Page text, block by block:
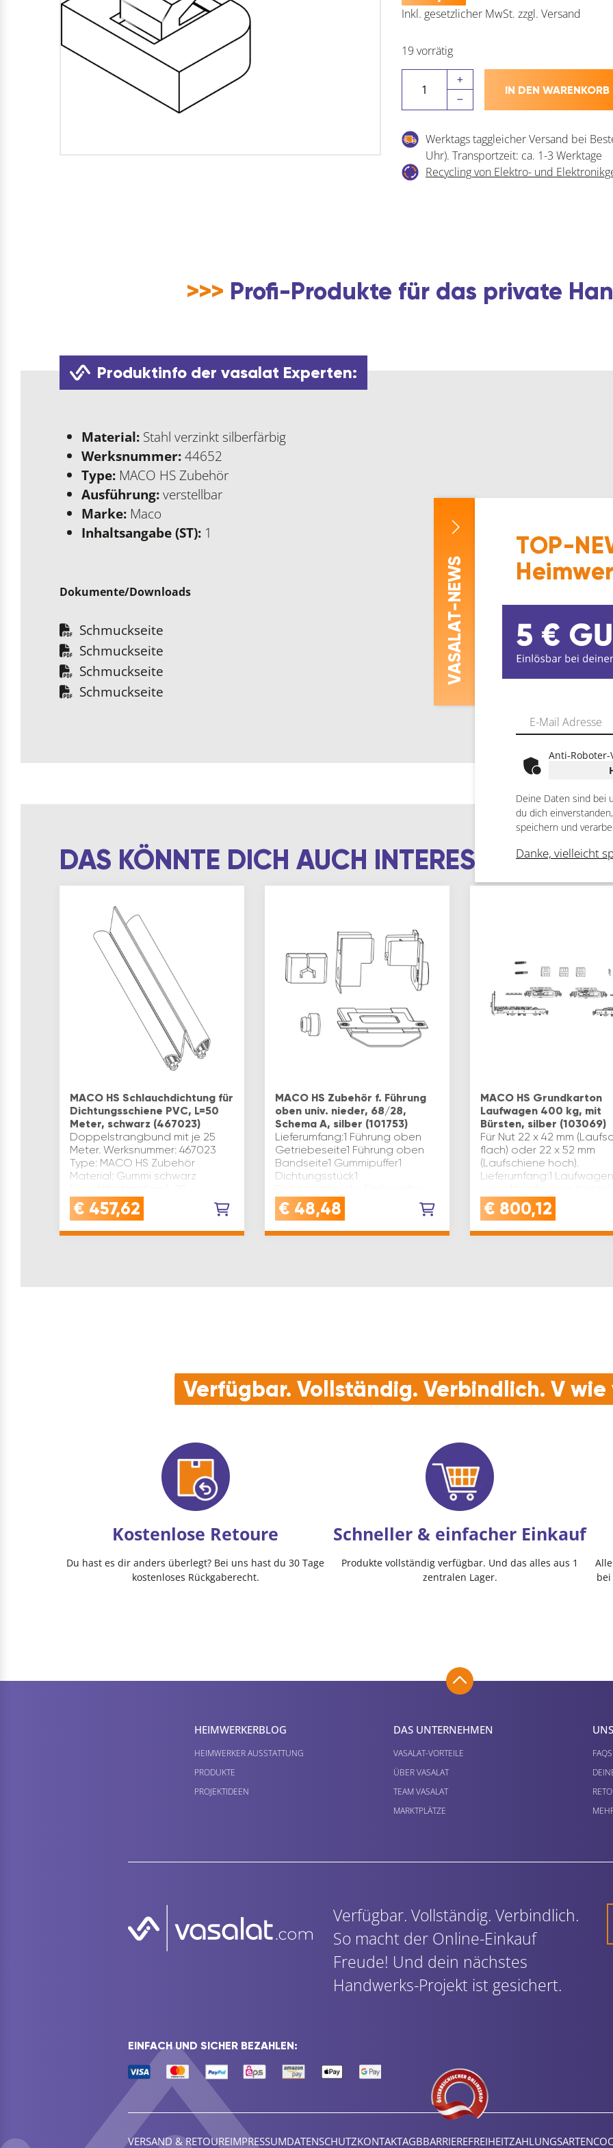
Inkl. gesetzlicher MwSt. zzgl. Versand
19 vorrätig
Mittelverschluss
verstellbar,
silber
(44652)
IN DEN WARENKORB
Werktags taggleicher Versand bei
Uhr). Transportzeit: ca. 1-3 Werktage
Recycling von Elektro- und
>>> Profi-Produkte für das private
Produktinfo der vasalat Experten:
Material: Stahl verzinkt silberfärbig
Werksnummer:44652
Type: MACO HS Zubehör
Ausführung:verstellbar
Marke: Maco
Inhaltsangabe (ST): 1
Dokumente/Downloads
Schmuckseite
Schmuckseite
Schmuckseite
Schmuckseite
DAS KÖNNTE DICH AUCH INTERESSIEREN
MACO HS Schlauchdichtung für
Dichtungsschiene PVC, L=50
Meter, schwarz (467023)
Doppelstrangbund mit je 25
Meter. Werksnummer: 467023
Type: MACO HS Zubehör
Material: Gummi schwarz
Länge(m): 50 Marke: Maco
Inhaltsangabe (m): 50
€ 457,62
MACO HS Zubehör f. Führung
oben univ. nieder, 68/28,
Schema A, silber (101753)
Lieferumfang:1 Führung oben
Getriebeseite1 Führung oben
Bandseite1 Gummipuffer1
Dichtungsstück1
Type: MACO HS System
„universal nieder“ Schema: A /
€ 48,48
MACO HS Grundkarton
Laufwagen 400 kg, mit
Bürsten, silber (103069)
Für Nut 22 x 42 mm
flach) oder 22 x 52 mm
(Laufschiene hoch).
Lieferumfang:1 Laufwagen
Zusatzlaufwagen vorne1
Zusatzlaufwagen hinten2
€ 800,12
Verfügbar. Vollständig. Verbindlich. V
Kostenlose Retoure
Du hast es dir anders überlegt? Bei uns hast du 30 Tage
kostenloses Rückgaberecht.
Schneller & einfacher Einkauf
Produkte vollständig verfügbar. Und das alles aus 1
zentralen Lager.
V
ASALAT
-NEWS
TOP-
Anti-
Deine Daten sind bei
du dich
speichern und
Danke, vielleicht
HEIMWERKER­BLOG
HEIMWERKER AUSSTATTUNG
PRODUKTE
PROJEKTIDEEN
DAS UNTERNEHMEN
VASALAT-VORTEILE
ÜBER VASALAT
TEAM VASALAT
MARKTPLÄTZE
FAQS
Verfügbar. Vollständig. Verbindlich.
So macht der Online-Einkauf
Freude! Und dein nächstes
Handwerks-Projekt ist gesichert.
EINFACH UND SICHER BEZAHLEN:
VERSAND & RETOUREIMPRESSUMDATENSCHUTZKONTAKTAGBBARRIEREFREIHEITZAHLUNGSARTEN